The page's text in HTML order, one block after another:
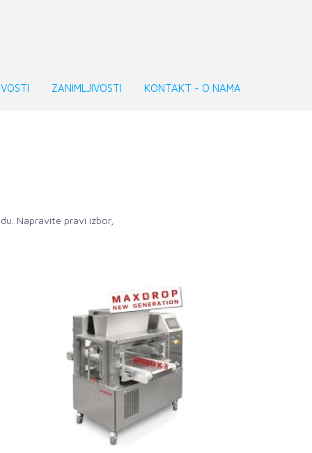
ZANIMLJIVOSTI KONTAKT - O NAMA
Napravite pravi izbor,